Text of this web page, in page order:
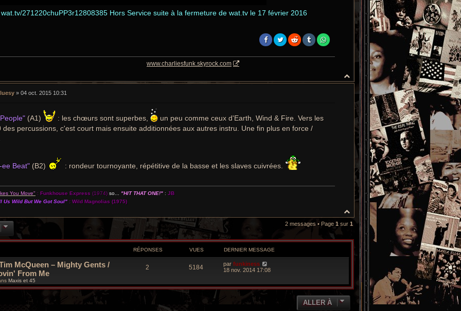
wat.tv/271220chuPP3r12808385 Hors Service suite à la fermeture de wat.tv le 17 février 2016
www.charliesfunk.skyrock.com
a
» 04 oct. 2015 10:31
(A1) : les chœurs sont superbes,
un peu comme ceux d'Earth, Wind & Fire. Vers les
des percussions, c'est court mais ensuite additionnées aux autres instru. Une fin plus en force /
ee Beat" (B2) : rondeur tournoyante, répétitive de la basse et les slaves cuivrées.
You Move" : Funkhouse Express (1974) so... "HIT THAT ONE!" : JB
Us Wild But We Got Soul" : Wild Magnolias (1975)
a
u
2 messages • Page 1 sur 1
RÉPONSES VUES DERNIER MESSAGE
McQueen ‎– Mighty Gents /
From Me
Maxis et 45
2R
o
5184V
D
e
i
par funkiness
18 nov. 2014 17:08
ALLER À